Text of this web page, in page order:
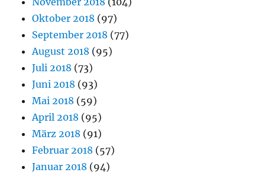
Oktober 2018 (97)
September 2018 (77)
August 2018 (95)
Juli 2018 (73)
Juni 2018 (93)
Mai 2018 (59)
April 2018 (95)
März 2018 (91)
Februar 2018 (57)
Januar 2018 (94)